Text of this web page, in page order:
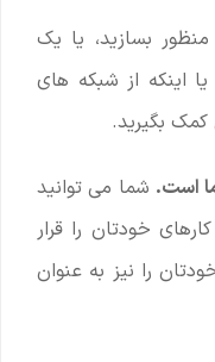
بسازید، یا یک
اینکه از شبکه های
کمک بگیرید.
است. شما می توانید
خودتان را قرار
را نیز به عنوان